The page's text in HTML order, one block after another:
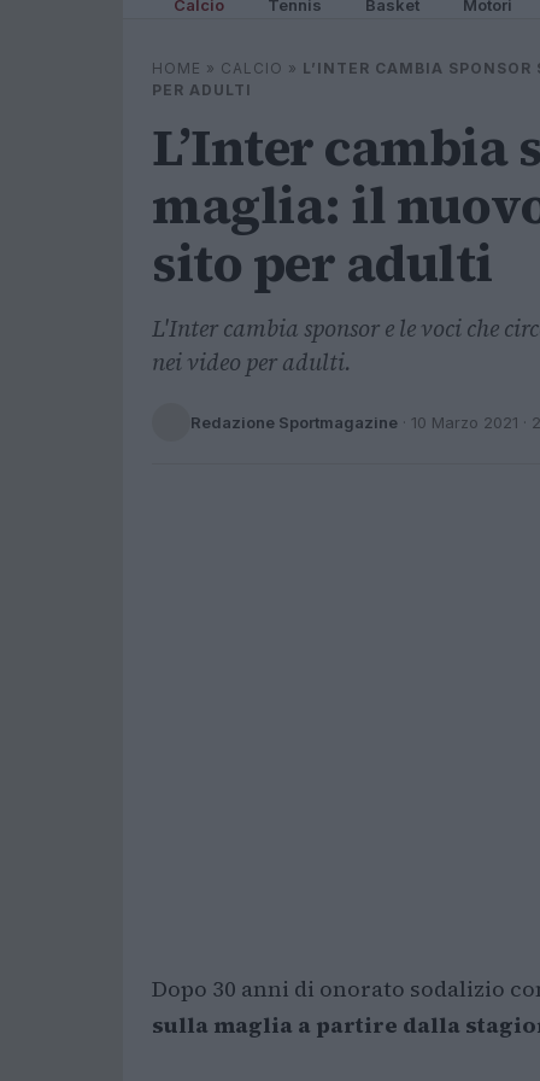
Calcio Tennis Basket Motori
HOME » CALCIO » L’INTER CAMBIA
PER ADULTI
L’Inter cambia
maglia: il
sito per adulti
L'Inter cambia sponsor e le voci che
nei video per adulti.
Redazione Sportmagazine · 10 Marzo 2021 ·
Dopo 30 anni di onorato sodalizio
sulla maglia a partire dalla